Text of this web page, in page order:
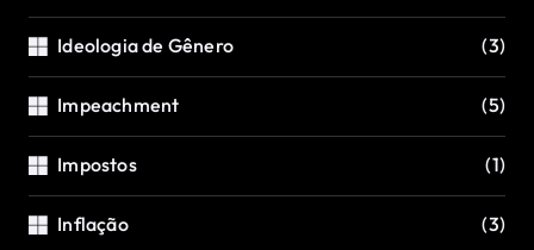
Ideologia de Gênero (3)
Impeachment (5)
Impostos (1)
Inflação (3)